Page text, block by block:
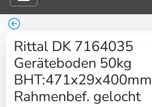
Rittal DK 7164035
Geräteboden 50kg
Rahmenbef. gelocht